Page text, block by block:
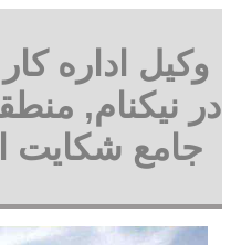
وکیل اداره
در نیکنام,
جامع شکایت